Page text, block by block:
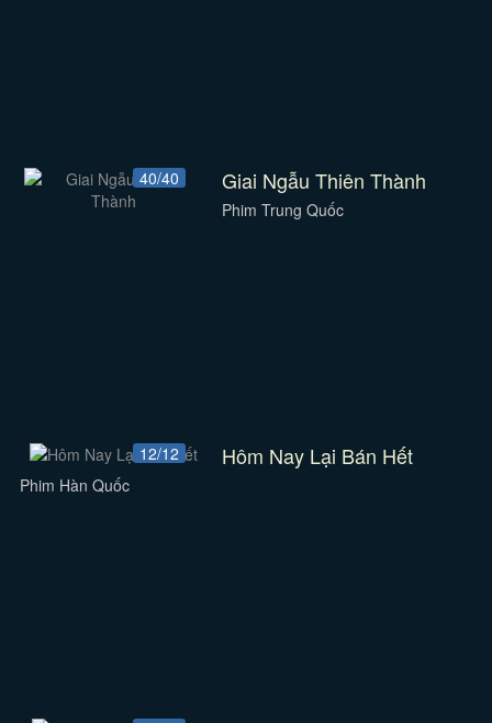
40/40 Giai Ngẫu Thiên Thành
Phim Trung Quốc
12/12 Hôm Nay Lại Bán Hết
Phim Hàn Quốc